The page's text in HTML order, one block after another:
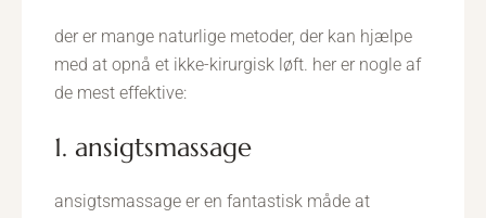
der er mange naturlige metoder, der kan hjælpe
med at opnå et ikke-kirurgisk løft. her er nogle af
de mest effektive:
1. ansigtsmassage
ansigtsmassage er en fantastisk måde at